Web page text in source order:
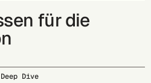
für die
Dive